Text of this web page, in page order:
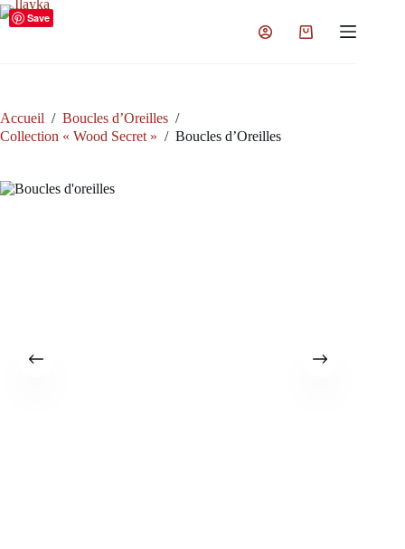
Passer
au
Panier
Accueil / Boucles d’Oreilles /
Collection « Wood Secret » / Boucles d’Oreilles
Save